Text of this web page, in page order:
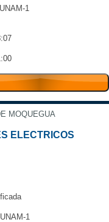
1
MOQUEGUA
ELECTRICOS
1